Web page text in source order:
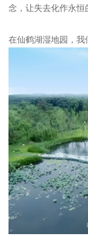
念，让失去化作永恒
在仙鹤湖湿地园，我